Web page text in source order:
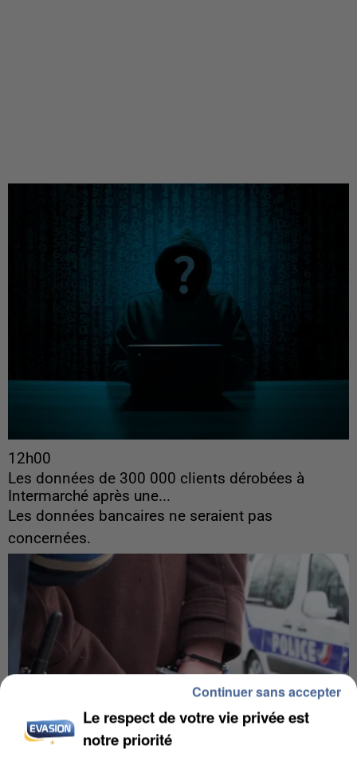
12h00
Les données de 300 000 clients dérobées à
Intermarché après une...
Les données bancaires ne seraient pas
concernées.
Le respect de votre vie privée est
notre priorité
Continuer sans accepter